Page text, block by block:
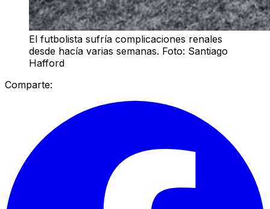
El futbolista sufría complicaciones renales
desde hacía varias semanas. Foto: Santiago
Hafford
Comparte: